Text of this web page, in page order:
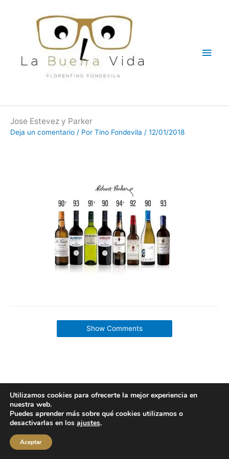
Jose Estevez y Parker
Deja un comentario / Por Tino Fondevila / 12/01/2018
Show Comments
Copyright © 2026 labuenavidaenzaragoza.com
Sitio web protegido por Mantenimiento web Zaragoza
Aviso Legal Política de privacidad
Utilizamos cookies para ofrecerte la mejor experiencia en
nuestra web.
Puedes aprender más sobre qué cookies utilizamos o
desactivarlas en los ajustes.
Aceptar